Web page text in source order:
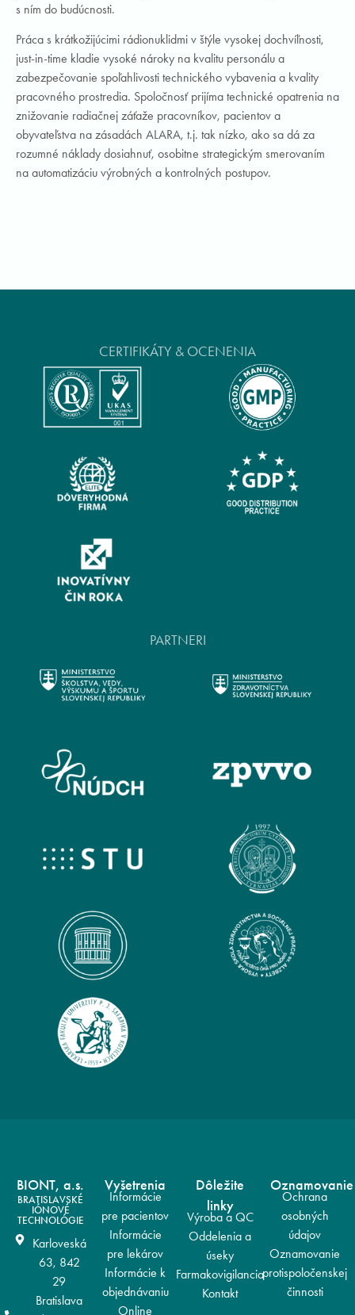
s ním do budúcnosti.
Práca s krátkožijúcimi rádionuklidmi v štýle vysokej dochvíľnosti,
just-in-time kladie vysoké nároky na kvalitu personálu a
zabezpečovanie spoľahlivosti technického vybavenia a kvality
pracovného prostredia. Spoločnosť prijíma technické opatrenia na
znižovanie radiačnej záťaže pracovníkov, pacientov a
obyvateľstva na zásadách ALARA, t.j. tak nízko, ako sa dá za
rozumné náklady dosiahnuť, osobitne strategickým smerovaním
na automatizáciu výrobných a kontrolných postupov.
CERTIFIKÁTY & OCENENIA
PARTNERI
BIONT, a.s.
BRATISLAVSKÉ
IÓNOVÉ
TECHNOLÓGIE
Karloveská
63, 842
29
Bratislava
Vyšetrenia
Informácie
pre pacientov
Informácie
pre lekárov
Informácie k
objednávaniu
Online
Dôležite
linky
Výroba a QC
Oddelenia a
úseky
Farmakovigilancia
Kontakt
Oznamovanie
Ochrana
osobných
údajov
Oznamovanie
protispoločenskej
činnosti